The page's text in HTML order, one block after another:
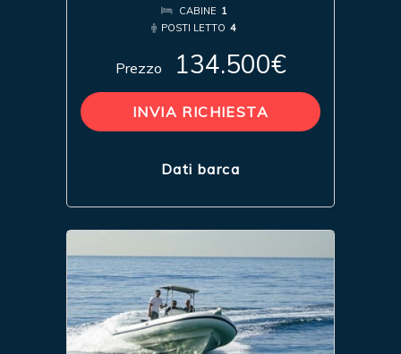
CABINE 1
POSTI LETTO 4
Prezzo 134.500€
INVIA RICHIESTA
Dati barca